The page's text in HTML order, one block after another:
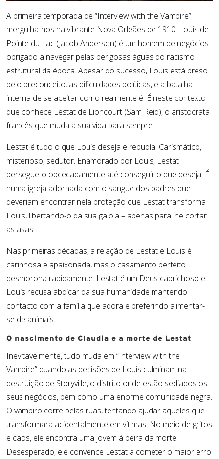
A primeira temporada de “Interview with the Vampire”
mergulha-nos na vibrante Nova Orleães de 1910. Louis de
Pointe du Lac (Jacob Anderson) é um homem de negócios
obrigado a navegar pelas perigosas águas do racismo
estrutural da época. Apesar do sucesso, Louis está preso
pelo preconceito, as dificuldades políticas, e a batalha
interna de se aceitar como realmente é. É neste contexto
que conhece Lestat de Lioncourt (Sam Reid), o aristocrata
francês que muda a sua vida para sempre.
Lestat é tudo o que Louis deseja e repudia. Carismático,
misterioso, sedutor. Enamorado por Louis, Lestat
persegue-o obcecadamente até conseguir o que deseja. É
numa igreja adornada com o sangue dos padres que
deveriam encontrar nela proteção que Lestat transforma
Louis, libertando-o da sua gaiola – apenas para lhe cortar
as asas.
Nas primeiras décadas, a relação de Lestat e Louis é
carinhosa e apaixonada, mas o casamento perfeito
desmorona rapidamente. Lestat é um Deus caprichoso e
Louis recusa abdicar da sua humanidade mantendo
contacto com a família que adora e preferindo alimentar-
se de animais.
O nascimento de Claudia e a morte de Lestat
Inevitavelmente, tudo muda em “Interview with the
Vampire” quando as decisões de Louis culminam na
destruição de Storyville, o distrito onde estão sediados os
seus negócios, bem como uma enorme comunidade negra.
O vampiro corre pelas ruas, tentando ajudar aqueles que
transformara acidentalmente em vítimas. No meio de gritos
e caos, ele encontra uma jovem à beira da morte.
Desesperado, ele convence Lestat a cometer o maior erro